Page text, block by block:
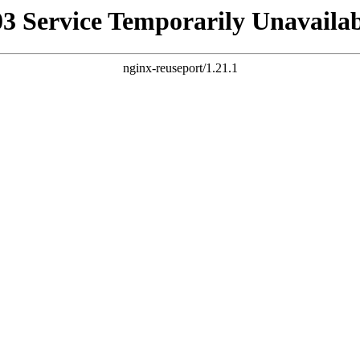
Service Temporarily
nginx-reuseport/1.21.1